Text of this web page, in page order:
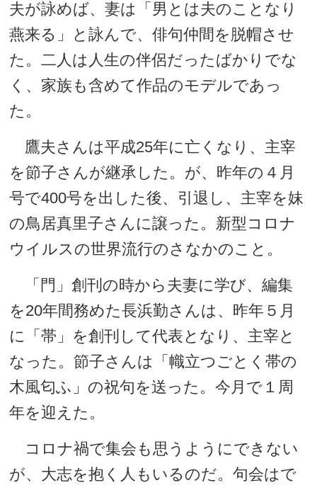
夫が詠めば、妻は「男とは夫のことなり
燕来る」と詠んで、俳句仲間を脱帽させ
た。二人は人生の伴侶だったばかりでな
く、家族も含めて作品のモデルであっ
た。
鷹夫さんは平成25年に亡くなり、主宰
を節子さんが継承した。が、昨年の４月
号で400号を出した後、引退し、主宰を妹
の鳥居真里子さんに譲った。新型コロナ
ウイルスの世界流行のさなかのこと。
「門」創刊の時から夫妻に学び、編集
を20年間務めた長浜勤さんは、昨年５月
に「帯」を創刊して代表となり、主宰と
なった。節子さんは「幟立つごとく帯の
木風匂ふ」の祝句を送った。今月で１周
年を迎えた。
コロナ禍で集会も思うようにできない
が、大志を抱く人もいるのだ。句会はで